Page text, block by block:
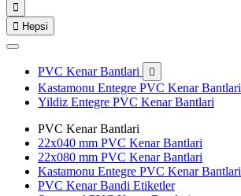

 Hepsi
PVC Kenar Bantlari 
Kastamonu Entegre PVC Kenar Bantlari
Yildiz Entegre PVC Kenar Bantlari
PVC Kenar Bantlari
22x040 mm PVC Kenar Bantlari
22x080 mm PVC Kenar Bantlari
Kastamonu Entegre PVC Kenar Bantlari
PVC Kenar Bandi Etiketler